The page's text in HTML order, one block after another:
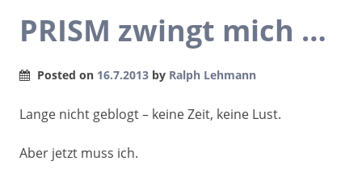
PRISM zwingt mich …
Posted on 16.7.2013 by Ralph Lehmann
Lange nicht geblogt – keine Zeit, keine Lust.
Aber jetzt muss ich.